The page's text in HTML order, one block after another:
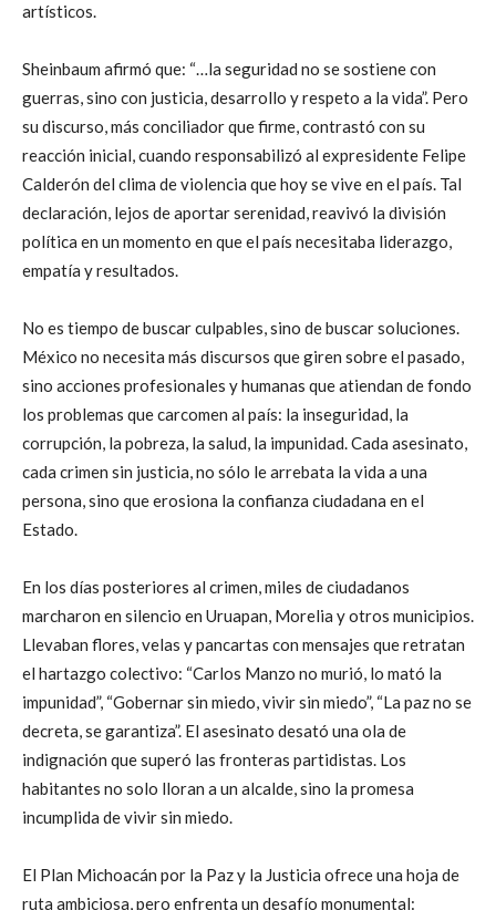
artísticos.
Sheinbaum afirmó que: “…la seguridad no se sostiene con
guerras, sino con justicia, desarrollo y respeto a la vida”. Pero
su discurso, más conciliador que firme, contrastó con su
reacción inicial, cuando responsabilizó al expresidente Felipe
Calderón del clima de violencia que hoy se vive en el país. Tal
declaración, lejos de aportar serenidad, reavivó la división
política en un momento en que el país necesitaba liderazgo,
empatía y resultados.
No es tiempo de buscar culpables, sino de buscar soluciones.
México no necesita más discursos que giren sobre el pasado,
sino acciones profesionales y humanas que atiendan de fondo
los problemas que carcomen al país: la inseguridad, la
corrupción, la pobreza, la salud, la impunidad. Cada asesinato,
cada crimen sin justicia, no sólo le arrebata la vida a una
persona, sino que erosiona la confianza ciudadana en el
Estado.
En los días posteriores al crimen, miles de ciudadanos
marcharon en silencio en Uruapan, Morelia y otros municipios.
Llevaban flores, velas y pancartas con mensajes que retratan
el hartazgo colectivo: “Carlos Manzo no murió, lo mató la
impunidad”, “Gobernar sin miedo, vivir sin miedo”, “La paz no se
decreta, se garantiza”. El asesinato desató una ola de
indignación que superó las fronteras partidistas. Los
habitantes no solo lloran a un alcalde, sino la promesa
incumplida de vivir sin miedo.
El Plan Michoacán por la Paz y la Justicia ofrece una hoja de
ruta ambiciosa, pero enfrenta un desafío monumental: